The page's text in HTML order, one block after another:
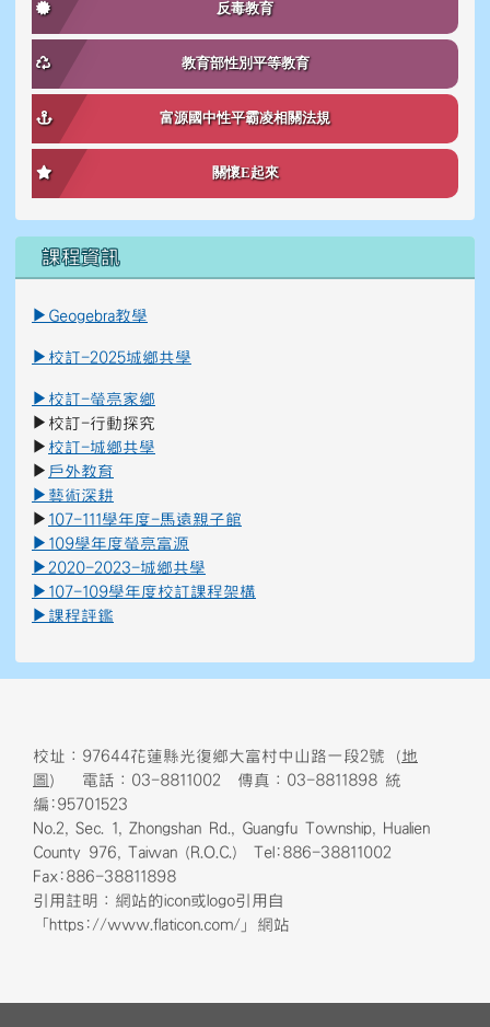
反毒教育
教育部性別平等教育
富源國中性平霸凌相關法規
關懷E起來
課程資訊
link to \ \"\\"_blank\\"\"
link to https://reurl.cc/K8Ko7g _blank
▶ Geogebra教學
▶ 校訂-2025城鄉共學
▶ 校訂-螢亮家鄉
▶ 校訂-行動探究
▶ 校訂-城鄉共學
▶ 戶外教育
▶ 藝術深耕
▶ 107-111學年度-馬遠親子館
▶ 109學年度螢亮富源
▶ 2020-2023-城鄉共學
▶ 107-109學年度校訂課程架構
▶ 課程評鑑
校址：97644花蓮縣光復鄉大富村中山路一段2號（地
圖 ） 電話：03-8811002 傳真：03-8811898 統
編:95701523
No.2, Sec. 1, Zhongshan Rd., Guangfu Township, Hualien
County 976, Taiwan (R.O.C.) Tel:886-38811002
Fax:886-38811898
引用註明：網站的icon或logo引用自
「https://www.flaticon.com/」網站